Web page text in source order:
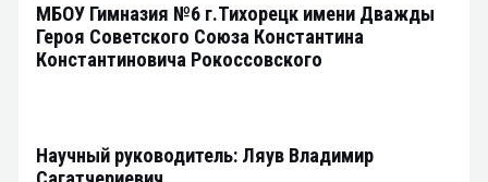
МБОУ Гимназия №6 г.Тихорецк имени Дважды
Героя Советского Союза Константина
Константиновича Рокоссовского
Научный руководитель: Ляув Владимир